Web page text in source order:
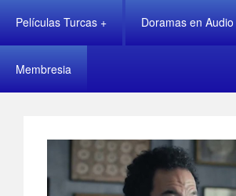
Películas Turcas Doramas en
Membresia